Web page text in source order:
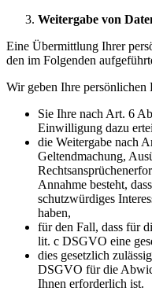
Weitergabe von
Eine Übermittlung Ihrer
den im Folgenden
Wir geben Ihre
Sie Ihre nach Art. 6
Einwilligung dazu
die Weitergabe nach
Geltendmachung,
Annahme besteht,
schutzwürdiges
haben,
für den Fall, dass für
lit. c DSGVO eine
dies gesetzlich
DSGVO für die
Ihnen erforderlich ist.